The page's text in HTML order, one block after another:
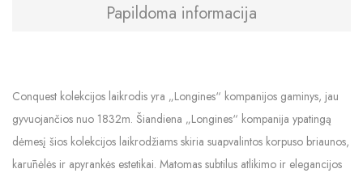
Papildoma informacija
Conquest kolekcijos laikrodis yra „Longines“ kompanijos gaminys, jau
gyvuojančios nuo 1832m. Šiandiena „Longines“ kompanija ypatingą
dėmesį šios kolekcijos laikrodžiams skiria suapvalintos korpuso briaunos,
karūnėlės ir apyrankės estetikai. Matomas subtilus atlikimo ir elegancijos